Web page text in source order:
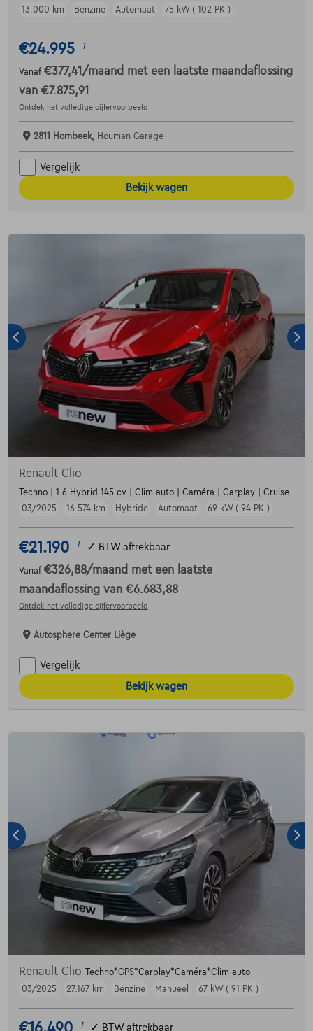
13.000 km
Benzine Automaat 75 kW ( 102 PK )
€24.995 1
Vanaf €377,41 /maand met een laatste maandaflossing
van €7.875,91
Ontdek het volledige cijfervoorbeeld
2811 Hombeek, Houman Garage
Vergelijk
Bekijk wagen
Renault Clio
Techno | 1.6 Hybrid 145 cv | Clim auto | Caméra | Carplay | Cruise
03/2025
16.574 km Hybride Automaat 69 kW ( 94 PK )
€21.190 1 ✓ BTW aftrekbaar
Vanaf €326,88/maand met een laatste
maandaflossing van €6.683,88
Ontdek het volledige cijfervoorbeeld
Autosphere Center Liège
Vergelijk
Bekijk wagen
Renault Clio Techno*GPS*Carplay*Caméra*Clim auto
03/2025
27.167 km Benzine Manueel 67 kW ( 91 PK )
1 ✓ BTW aftrekbaar